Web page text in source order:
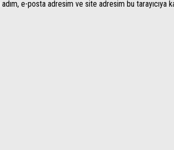
adım, e-posta adresim ve site adresim bu tarayıcıya